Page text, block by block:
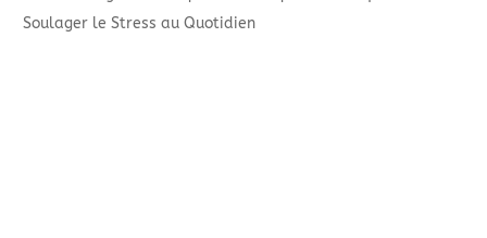
Soulager le Stress au Quotidien